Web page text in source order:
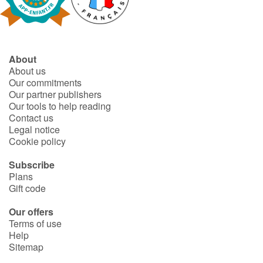
Fable, myth, literature and poetry
Ogres, monsters and witches
Heroines and Heroes
Ecology, nature, seasons
The animals
Travel, epic, investigation, adventure
Around the world
Learning
About
About us
Our commitments
Our partner publishers
Our tools to help reading
Contact us
Legal notice
Cookie policy
Subscribe
Plans
Gift code
Our offers
Terms of use
Help
Sitemap